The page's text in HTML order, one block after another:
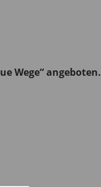
Wege“ angeboten.